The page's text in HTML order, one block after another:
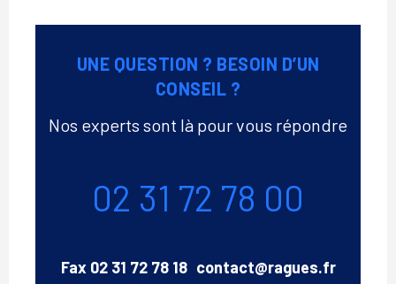
UNE QUESTION ? BESOIN D’UN
CONSEIL ?
Nos experts sont là pour vous répondre
02 31 72 78 00
Fax 02 31 72 78 18 Email
contact@ragues.fr